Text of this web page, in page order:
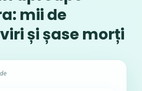
mii de
și șase morți
de